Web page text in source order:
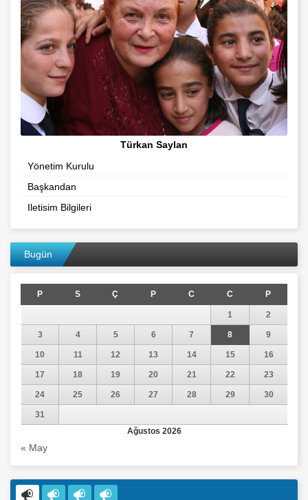
Türkan Saylan
Yönetim Kurulu
Başkandan
Iletisim Bilgileri
Bugün
Ağustos 2026
P S Ç P C C P
1 2
3 4 5 6 7 8 9
10 11 12 13 14 15 16
17 18 19 20 21 22 23
24 25 26 27 28 29 30
31
« May